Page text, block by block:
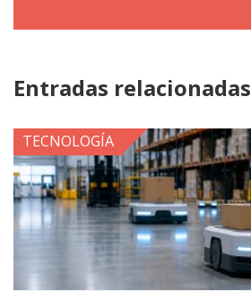
Entradas relacionadas
TECNOLOGÍA